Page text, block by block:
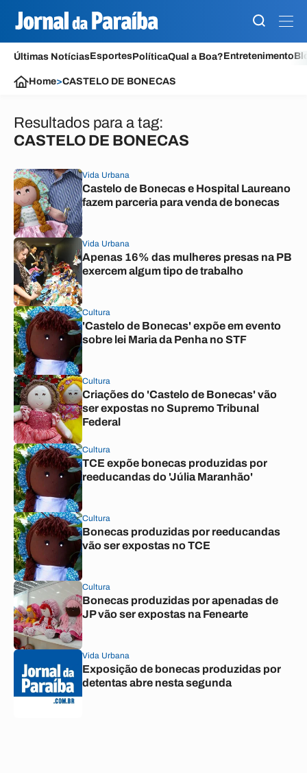
Últimas NotíciasEsportesPolíticaQual a Boa?Entretenimento
Home>CASTELO DE BONECAS
Resultados para a tag:
CASTELO DE BONECAS
Vida Urbana
Castelo de Bonecas e Hospital Laureano
fazem parceria para venda de bonecas
Vida Urbana
Apenas 16% das mulheres presas na PB
exercem algum tipo de trabalho
Cultura
'Castelo de Bonecas' expõe em evento
sobre lei Maria da Penha no STF
Cultura
Criações do 'Castelo de Bonecas' vão
ser expostas no Supremo Tribunal
Federal
Cultura
TCE expõe bonecas produzidas por
reeducandas do 'Júlia Maranhão'
Cultura
Bonecas produzidas por reeducandas
vão ser expostas no TCE
Cultura
Bonecas produzidas por apenadas de
JP vão ser expostas na Fenearte
Vida Urbana
Exposição de bonecas produzidas por
detentas abre nesta segunda